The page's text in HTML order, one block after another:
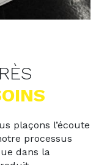
plaçons l’écoute
processus
dans la